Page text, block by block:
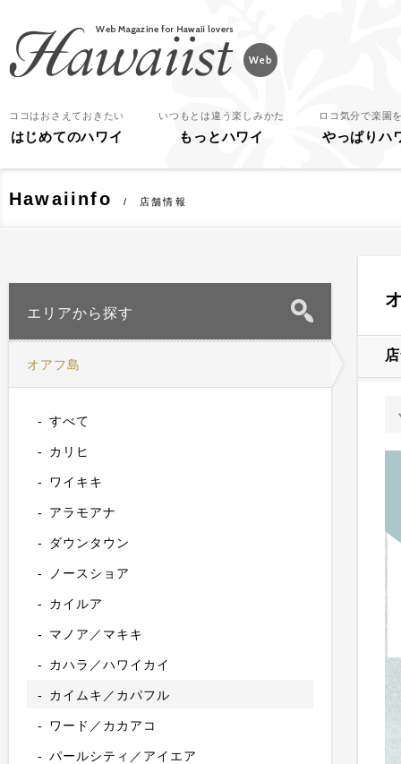
ココはおさえておきたい
はじめてのハワイ
いつもとは違う楽しみかた
もっとハワイ
ロコ気分で楽園
やっぱりハ
Hawaiinfo 店舗情報
エリアから探す
オアフ島
すべて
カリヒ
ワイキキ
アラモアナ
ダウンタウン
ノースショア
カイルア
マノア／マキキ
カハラ／ハワイカイ
カイムキ／カパフル
ワード／カカアコ
パールシティ／アイエア